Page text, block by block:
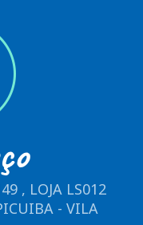
, LOJA LS012
- VILA